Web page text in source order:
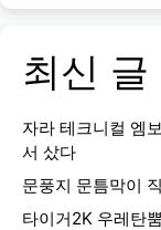
최신 글
자라 테크니컬 엠
서 샀다
문풍지 문틈막이
타이거2K 우레탄